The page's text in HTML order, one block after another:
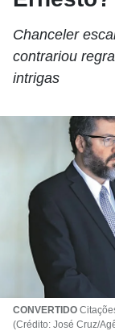
Chanceler
contrariou
intrigas
CONVERTIDO
(Crédito: José Cruz/